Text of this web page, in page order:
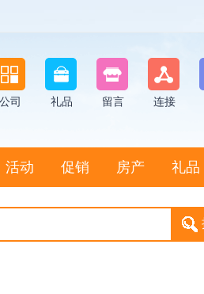
公司 礼品 留言 连接
活动 促销 房产 礼品